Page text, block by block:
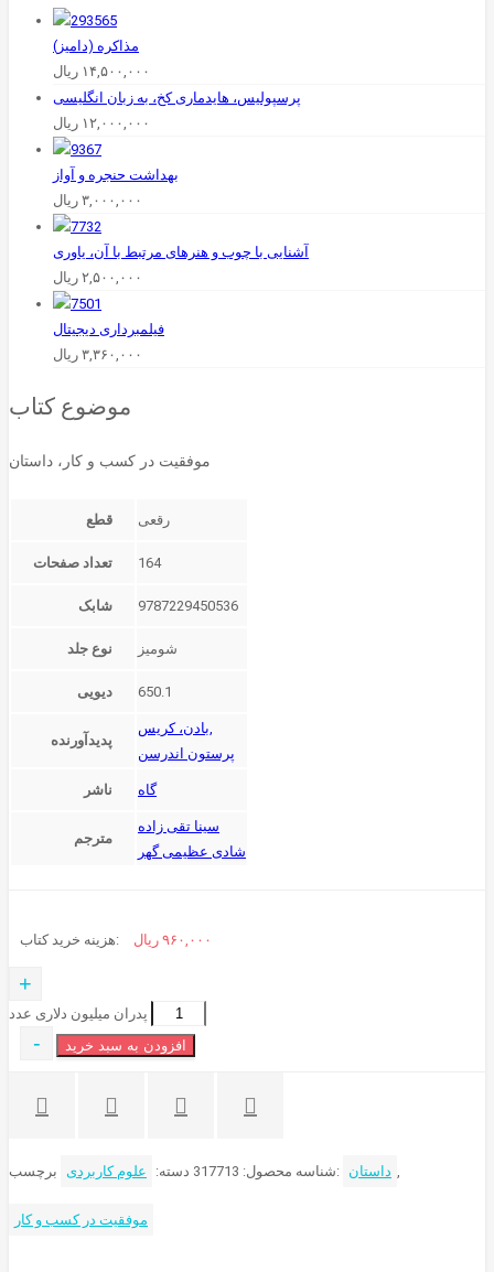
مذاکره (دامیز)
۱۴,۵۰۰,۰۰۰ ریال
پرسپولیس، هایدماری کخ، به زبان انگلیسی
۱۲,۰۰۰,۰۰۰ ریال
بهداشت‌ حنجره‌ و آواز
۳,۰۰۰,۰۰۰ ریال
آشنایی با چوب ‌و هنرهای مرتبط با آن، یاوری
۲,۵۰۰,۰۰۰ ریال
فیلمبرداری دیجیتال
۳,۳۶۰,۰۰۰ ریال
موضوع کتاب
موفقیت در کسب و کار، داستان
قطع
تعداد صفحات 164
شابک 9787229450536
نوع جلد شومیز
دیویی 650.1
پدیدآورنده
پرستون اندرسن
ناشر گاه
مترجم
سینا تقی زاده
شادی عظیمی گهر
هزینه خرید کتاب: ۹۶۰,۰۰۰ ریال
+
پدران میلیون دلاری عدد
- افزودن به سبد خرید
شناسه محصول: 317713 دسته: علوم کاربردی برچسب: داستان
موفقیت در کسب و کار